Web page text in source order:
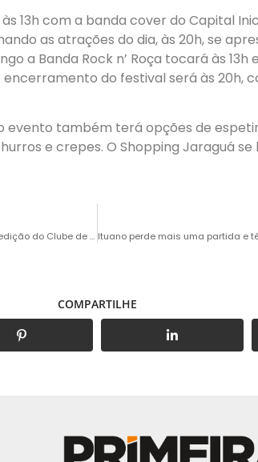
13h com a banda cover do Capital
as atrações do dia, às 20h, se
a Banda Rock n’ Roça tocará às 13h
encerramento do festival será às 20h,
evento também terá opções de
e crepes. O Shopping Jaraguá se
Estão abertas inscrições para mais uma edição do Clube de Leitura
COMPARTILHE